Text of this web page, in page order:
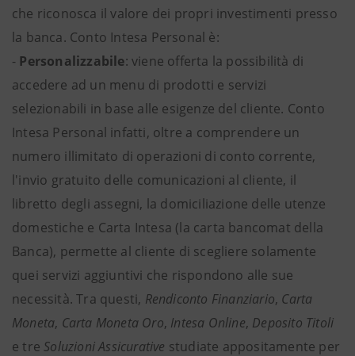
che riconosca il valore dei propri investimenti presso
la banca. Conto Intesa Personal è:
- Personalizzabile: viene offerta la possibilità di
accedere ad un menu di prodotti e servizi
selezionabili in base alle esigenze del cliente. Conto
Intesa Personal infatti, oltre a comprendere un
numero illimitato di operazioni di conto corrente,
l'invio gratuito delle comunicazioni al cliente, il
libretto degli assegni, la domiciliazione delle utenze
domestiche e Carta Intesa (la carta bancomat della
Banca), permette al cliente di scegliere solamente
quei servizi aggiuntivi che rispondono alle sue
necessità. Tra questi, Rendiconto Finanziario, Carta
Moneta, Carta Moneta Oro, Intesa Online, Deposito Titoli
e tre Soluzioni Assicurative studiate appositamente per